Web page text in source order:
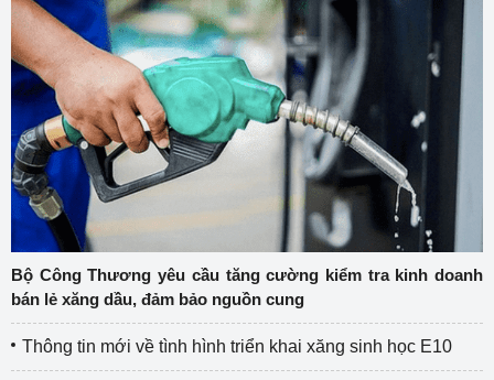
Bộ Công Thương yêu cầu tăng cường kiểm tra kinh doanh
bán lẻ xăng dầu, đảm bảo nguồn cung
Thông tin mới về tình hình triển khai xăng sinh học E10